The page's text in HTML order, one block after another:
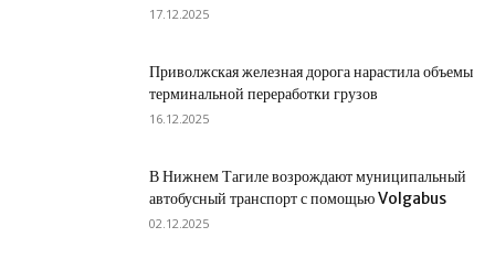
17.12.2025
Приволжская железная дорога нарастила объемы
терминальной переработки грузов
16.12.2025
В Нижнем Тагиле возрождают муниципальный
автобусный транспорт с помощью Volgabus
02.12.2025